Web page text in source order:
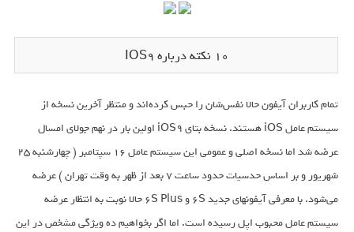
10 نکته درباره IOS9
تمام کاربران آیفون حالا نفس‌شان را حبس کرده‌اند و منتظر آخرین نسخه از
سیستم عامل iOS هستند. نسخه بتای iOS9 اولین بار در نهم جولای امسال
عرضه شد اما نسخه اصلی و عمومی این سیستم عامل ۱۶ سپتامبر ( چهارشنبه ۲۵
شهریور و بر اساس حدسیات حدود ساعت ۷ بعد از ظهر به وقت تهران ) عرضه
می‌شود. با معرفی آیفونهای جدید 6S و 6S Plus حالا نوبت به انتظار عرضه
سیستم عامل محبوب اپل رسیده است. اما اگر بخواهیم ده ویژگی مشخص در این